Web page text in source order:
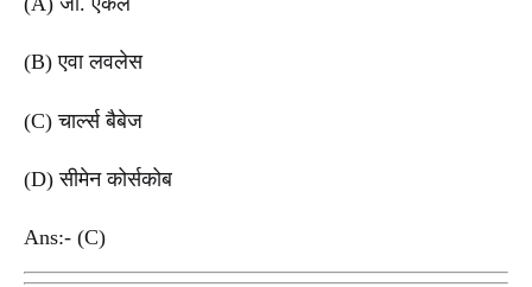
(B) एवा लवलेस
(C) चार्ल्स बैबेज
(D) सीमेन कोर्सकोब
Ans:- (C)